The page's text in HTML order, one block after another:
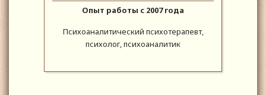
Опыт работы с 2007 года
Психоаналитический психотерапевт,
психолог, психоаналитик